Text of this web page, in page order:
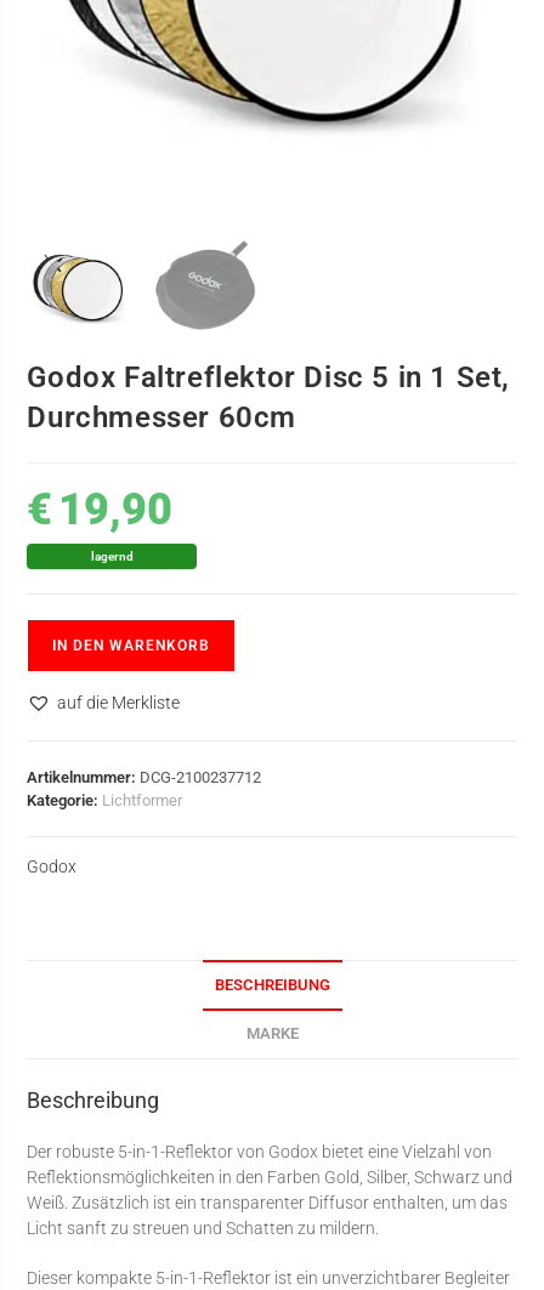
Godox Faltreflektor Disc 5 in 1 Set,
Durchmesser 60cm
€ 19,90
lagernd
IN DEN WARENKORB
auf die Merkliste
Artikelnummer: DCG-2100237712
Kategorie: Lichtformer
Godox
BESCHREIBUNG
MARKE
Beschreibung
Der robuste 5-in-1-Reflektor von Godox bietet eine Vielzahl von
Reflektionsmöglichkeiten in den Farben Gold, Silber, Schwarz und
Weiß. Zusätzlich ist ein transparenter Diffusor enthalten, um das
Licht sanft zu streuen und Schatten zu mildern.
Dieser kompakte 5-in-1-Reflektor ist ein unverzichtbarer Begleiter